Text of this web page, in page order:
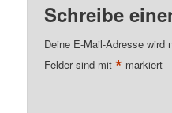
Schreibe
Deine E-Mail-Adresse wird
Felder sind mit* markiert